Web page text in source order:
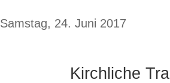
Samstag, 24. Juni 2017
Kirchliche